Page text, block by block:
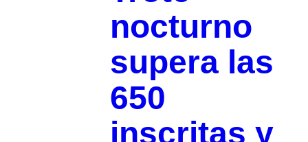
nocturno
supera las
650
inscritas y